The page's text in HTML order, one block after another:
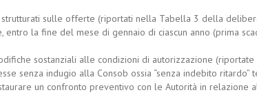
sulle offerte (riportati nella Tabella 3 della
entro la fine del mese di gennaio di ciascun anno (prima
sostanziali alle condizioni di autorizzazione
senza indugio alla Consob ossia “senza indebito ritardo”
un confronto preventivo con le Autorità in relazione